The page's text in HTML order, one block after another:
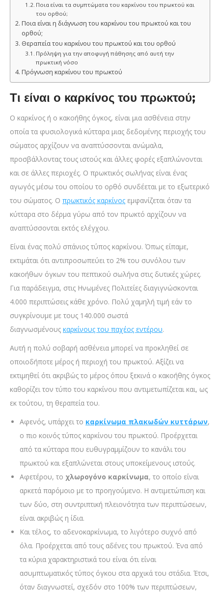
Ποια είναι τα συμπτώματα του καρκίνου του πρωκτού και
του ορθού;
Ποια είναι η διάγνωση του καρκίνου του πρωκτού και του
ορθού;
Θεραπεία του καρκίνου του πρωκτού και του ορθού
Πρόληψη για την αποφυγή πάθησης από αυτή την
πρωκτική νόσο
Πρόγνωση καρκίνου του πρωκτού
Τι είναι ο καρκίνος του πρωκτού;
Ο καρκίνος ή ο κακοήθης όγκος, είναι μια ασθένεια στην
οποία τα φυσιολογικά κύτταρα μιας δεδομένης περιοχής του
σώματος αρχίζουν να αναπτύσσονται ανώμαλα,
προσβάλλοντας τους ιστούς και άλλες φορές εξαπλώνονται
και σε άλλες περιοχές. Ο πρωκτικός σωλήνας είναι ένας
αγωγός μέσω του οποίου το ορθό συνδέεται με το εξωτερικό
του σώματος. Ο πρωκτικός καρκίνος εμφανίζεται όταν τα
κύτταρα στο δέρμα γύρω από τον πρωκτό αρχίζουν να
αναπτύσσονται εκτός ελέγχου.
Είναι ένας πολύ σπάνιος τύπος καρκίνου. Όπως είπαμε,
εκτιμάται ότι αντιπροσωπεύει το 2% του συνόλου των
κακοήθων όγκων του πεπτικού σωλήνα στις δυτικές χώρες.
Για παράδειγμα, στις Ηνωμένες Πολιτείες διαγιγνώσκονται
4.000 περιπτώσεις κάθε χρόνο. Πολύ χαμηλή τιμή εάν το
συγκρίνουμε με τους 140.000 σωστά
διαγνωσμένους καρκίνους του παχέος εντέρου.
Αυτή η πολύ σοβαρή ασθένεια μπορεί να προκληθεί σε
οποιοδήποτε μέρος ή περιοχή του πρωκτού. Αξίζει να
εκτιμηθεί ότι ακριβώς το μέρος όπου ξεκινά ο κακοήθης όγκος
καθορίζει τον τύπο του καρκίνου που αντιμετωπίζεται και, ως
εκ τούτου, τη θεραπεία του.
Αφενός, υπάρχει το καρκίνωμα πλακωδών κυττάρων,
ο πιο κοινός τύπος καρκίνου του πρωκτού. Προέρχεται
από τα κύτταρα που ευθυγραμμίζουν το κανάλι του
πρωκτού και εξαπλώνεται στους υποκείμενους ιστούς.
Αφετέρου, το χλωρογόνο καρκίνωμα, το οποίο είναι
αρκετά παρόμοιο με το προηγούμενο. Η αντιμετώπιση και
των δύο, στη συντριπτική πλειονότητα των περιπτώσεων,
είναι ακριβώς η ίδια.
Και τέλος, το αδενοκαρκίνωμα, το λιγότερο συχνό από
όλα. Προέρχεται από τους αδένες του πρωκτού. Ένα από
τα κύρια χαρακτηριστικά του είναι ότι είναι
ασυμπτωματικός τύπος όγκου στα αρχικά του στάδια. Έτσι,
όταν διαγνωστεί, σχεδόν στο 100% των περιπτώσεων,